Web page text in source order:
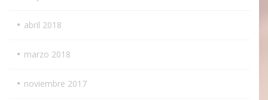
abril 2018
marzo 2018
noviembre 2017